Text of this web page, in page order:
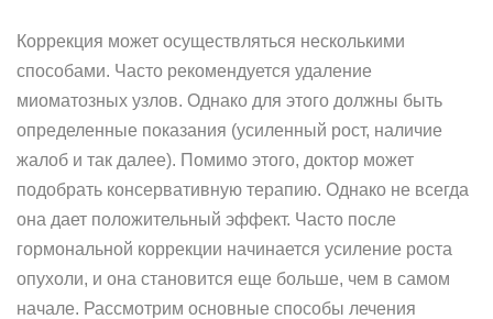
Коррекция может осуществляться несколькими
способами. Часто рекомендуется удаление
миоматозных узлов. Однако для этого должны быть
определенные показания (усиленный рост, наличие
жалоб и так далее). Помимо этого, доктор может
подобрать консервативную терапию. Однако не всегда
она дает положительный эффект. Часто после
гормональной коррекции начинается усиление роста
опухоли, и она становится еще больше, чем в самом
начале. Рассмотрим основные способы лечения